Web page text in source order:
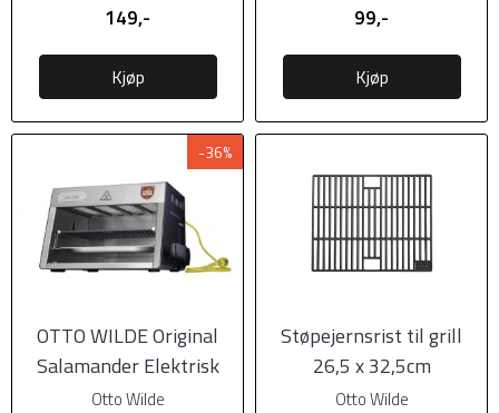
149,-
Kjøp
99,-
Kjøp
-36%
OTTO WILDE Original
Salamander Elektrisk
Grill
Otto Wilde
Støpejernsrist til grill
26,5 x 32,5cm
Otto Wilde